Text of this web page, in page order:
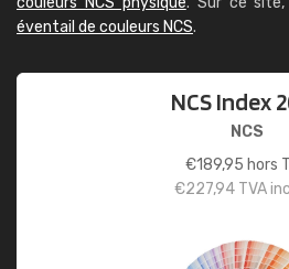
éventail de couleurs NCS.
NCS Index
NCS
€189,95 hors
€227,94 TVA